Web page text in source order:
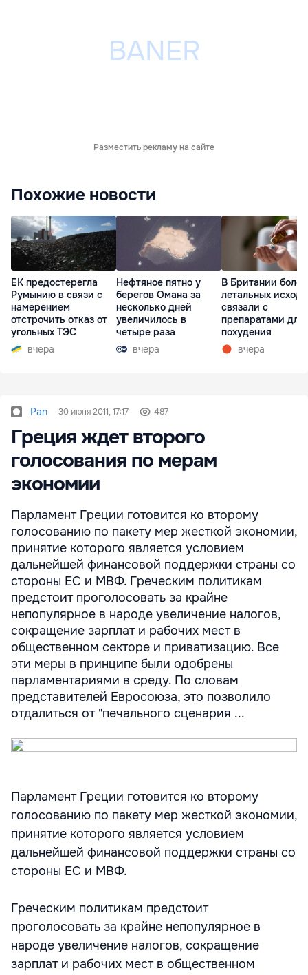
Разместить рекламу на сайте
Похожие новости
ЕК предостерегла
Румынию в связи с
намерением
отстрочить отказ от
угольных ТЭС
вчера
Нефтяное пятно у
берегов Омана за
несколько дней
увеличилось в
четыре раза
вчера
В Британии
летальных
связали с
препаратами для
похудения
вчера
Pan 30 июня 2011, 17:17 487
Греция ждет второго
голосования по мерам
экономии
Парламент Греции готовится ко второму
голосованию по пакету мер жесткой экономии,
принятие которого является условием
дальнейшей финансовой поддержки страны со
стороны ЕС и МВФ. Греческим политикам
предстоит проголосовать за крайне
непопулярное в народе увеличение налогов,
сокращение зарплат и рабочих мест в
общественном секторе и приватизацию. Все
эти меры в принципе были одобрены
парламентариями в среду. По словам
представителей Евросоюза, это позволило
отдалиться от "печального сценария ...
Парламент Греции готовится ко второму
голосованию по пакету мер жесткой экономии,
принятие которого является условием
дальнейшей финансовой поддержки страны со
стороны ЕС и МВФ.
Греческим политикам предстоит
проголосовать за крайне непопулярное в
народе увеличение налогов, сокращение
зарплат и рабочих мест в общественном